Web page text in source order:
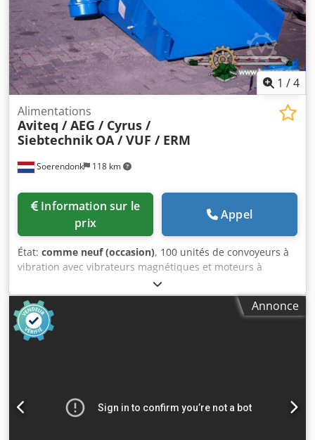
1 /4
Soerendonk 118 km
Alimentations
Aviteq / AEG / Cyrus /
Siebtechnik OA / VUF / ERM
prix
Appel
État: comme neuf (occasion), 100 unités de convoyeurs à
vibration avec vibrateurs magnétiques et moteurs à
déséquilibre. Consultez notre liste complète de produits
disponibles sur notre site web. Dkjdpfx Asggfizoi Rjr
Différentes largeurs et longueurs. Alimentés par des
vibrateurs magnétiques ou des moteurs à déséquilibre de
marques renommées telles que Aviteq / AEG, Jöst,
trouver le convoyeur à vibration adapté à vos besoins.
Annonce